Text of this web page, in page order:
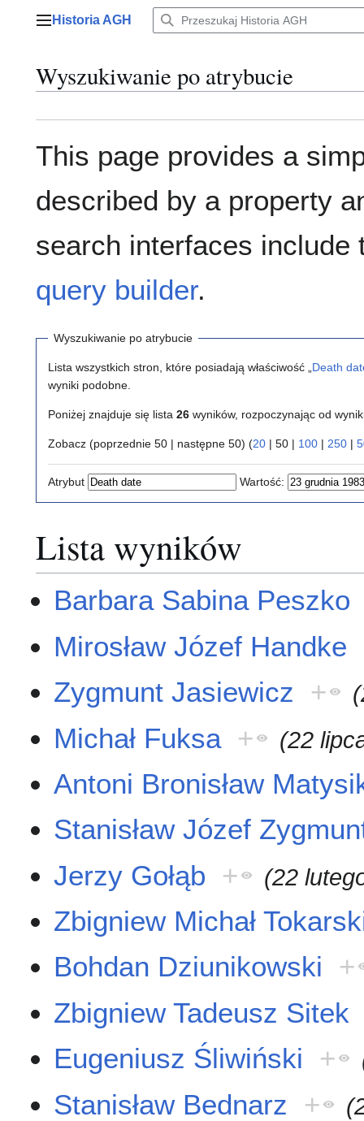
Menu główne
Historia AGH
Wyszukiwanie po atrybucie
This page provides a
described by a property
search interfaces include
query builder.
Wyszukiwanie po atrybucie
Lista wszystkich stron, które posiadają właściwość „ Death
wyniki podobne.
Poniżej znajduje się lista 26 wyników, rozpoczynając od
Zobacz (poprzednie 50 | następne 50) (20 | 50 | 100 | 250 |
Atrybut Wartość:
Lista wyników
Barbara Sabina Peszko
Mirosław Józef Handke
Zygmunt Jasiewicz
+
Michał Fuksa + (22
Antoni Bronisław
Stanisław Józef
Jerzy Gołąb + (22
Zbigniew Michał
Bohdan Dziunikowski
+
Zbigniew Tadeusz Sitek
Eugeniusz Śliwiński
+
Stanisław Bednarz +